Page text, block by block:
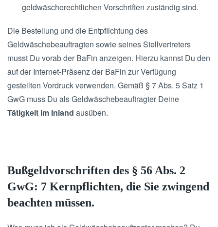
geldwäscherechtlichen Vorschriften zuständig sind.
Die Bestellung und die Entpflichtung des
Geldwäschebeauftragten sowie seines Stellvertreters
musst Du vorab der BaFin anzeigen. Hierzu kannst Du den
auf der Internet-Präsenz der BaFin zur Verfügung
gestellten Vordruck verwenden. Gemäß § 7 Abs. 5 Satz 1
GwG muss Du als Geldwäschebeauftragter Deine
Tätigkeit im Inland ausüben.
Bußgeldvorschriften des § 56 Abs. 2
GwG: 7 Kernpflichten, die Sie zwingend
beachten müssen.